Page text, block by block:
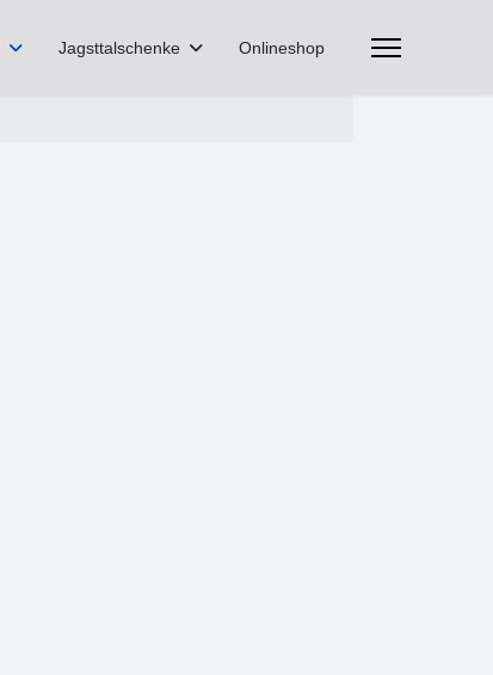
Jagsttalschenke Onlineshop